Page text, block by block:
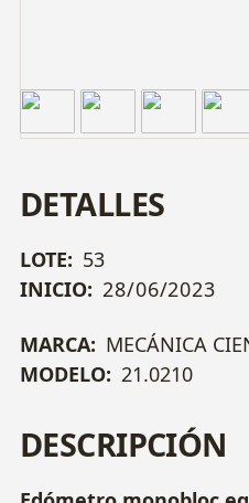
DETALLES
LOTE: 53
INICIO: 28/06/2023
MARCA: MECÁNICA
MODELO: 21.0210
DESCRIPCIÓN